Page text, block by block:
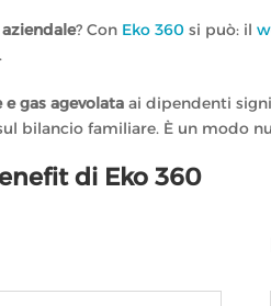
? Con Eko 360 si può: il
gas agevolata ai dipendenti
bilancio familiare. È un modo
di Eko 360